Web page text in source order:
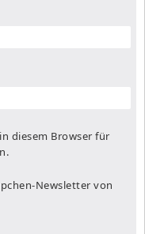
diesem Browser für
Newsletter von